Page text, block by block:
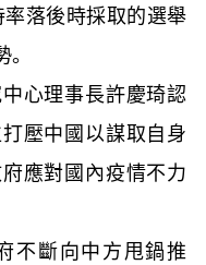
落後時採取的選舉
心理事長許慶琦認
壓中國以謀取自身
應對國內疫情不力
斷向中方甩鍋推